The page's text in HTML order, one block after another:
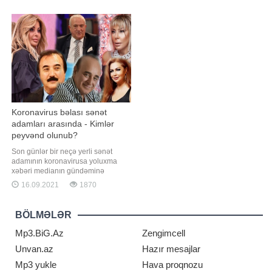
dostları da qatılıblar. Qeyd edək ki,
Zülfiyyə bundan əvvəl daha bir
restoranını
Koronavirus bəlası sənət
adamları arasında - Kimlər
peyvənd olunub?
Son günlər bir neçə yerli sənət
adamının koronavirusa yoluxma
xəbəri medianın gündəminə
çevrildi. Bütün dünyanı cənginə
alan bu xəstəliyə yoluxub
ki, gözlənilməz şəkildə həyatını
itirən sənətkarlar da oldu. Belə bir
məqamda həmin sənətçilərin
xəstəlikdən öncə peyvən
16.09.2021 1870
BÖLMƏLƏR
Mp3.BiG.Az
Zengimcell
Unvan.az
Hazır mesajlar
Mp3 yukle
Hava proqnozu